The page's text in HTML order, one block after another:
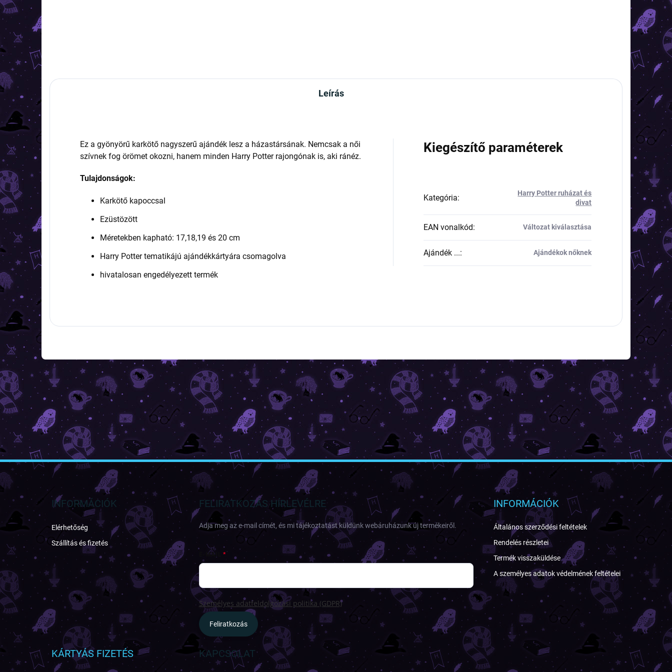
Leírás
Ez a gyönyörű karkötő nagyszerű ajándék lesz a házastársának. Nemcsak a női
szívnek fog örömet okozni, hanem minden Harry Potter rajongónak is, aki ránéz.
Tulajdonságok:
Karkötő kapoccsal
Ezüstözött
Méretekben kapható: 17,18,19 és 20 cm
Harry Potter tematikájú ajándékkártyára csomagolva
hivatalosan engedélyezett termék
Kiegészítő paraméterek
Kategória:
Harry Potter ruházat és
divat
EAN vonalkód: Változat kiválasztása
Ajándék ...: Ajándékok nőknek
á
b
c
INFORMÁCIÓK
Elérhetőség
Szállítás és fizetés
FELIRATKOZÁS HÍRLEVÉLRE
Adja meg az e-mail címét, és mi tájékoztatást küldünk webáruházunk új termékeiről.
E-MAIL
Személyes adatfeldolgozási politika (GDPR)
Feliratkozás
INFORMÁCIÓK
Általános szerződési feltételek
Rendelés részletei
Termék visszaküldése
A személyes adatok védelmének feltételei
KÁRTYÁS FIZETÉS KAPCSOLAT